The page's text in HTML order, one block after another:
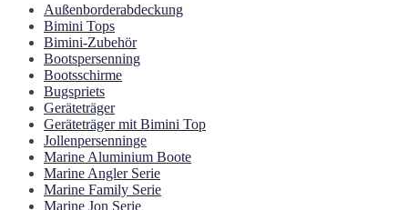
Außenborderabdeckung
Bimini Tops
Bimini-Zubehör
Bootspersenning
Bootsschirme
Bugspriets
Geräteträger
Geräteträger mit Bimini Top
Jollenpersenninge
Marine Aluminium Boote
Marine Angler Serie
Marine Family Serie
Marine Jon Serie